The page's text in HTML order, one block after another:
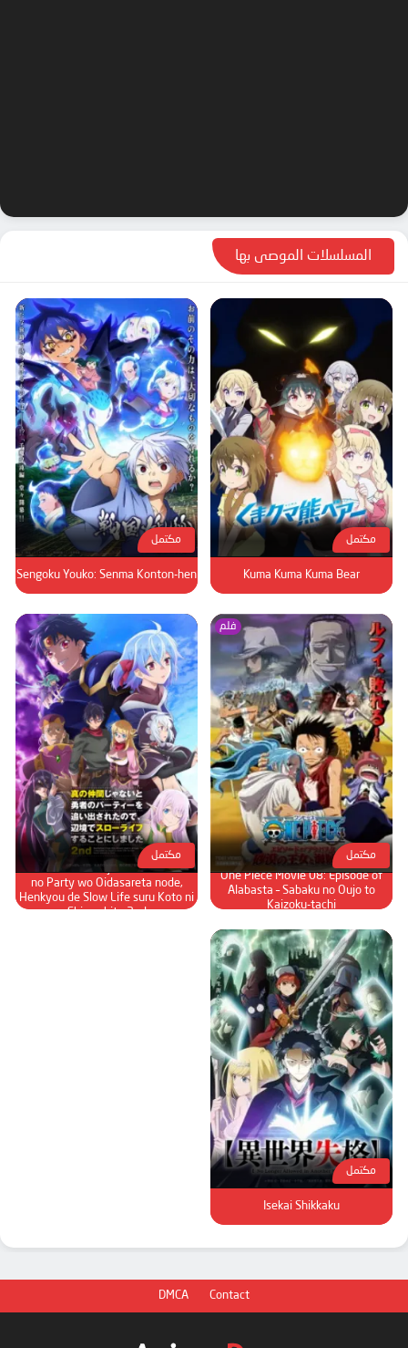
المسلسلات الموصى بها
مكتمل
Kuma Kuma Kuma Bear
مكتمل
Sengoku Youko: Senma Konton-hen
فلم
مكتمل
One Piece Movie 08: Episode of
Alabasta – Sabaku no Oujo to
Kaizoku-tachi
مكتمل
Shin no Nakama ja Nai to Yuusha
no Party wo Oidasareta node,
Henkyou de Slow Life suru Koto ni
Shimashita 2nd
مكتمل
Isekai Shikkaku
DMCA Contact